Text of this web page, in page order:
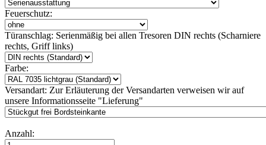
Feuerschutz:
Türanschlag: Serienmäßig bei allen Tresoren DIN rechts (Scharniere
rechts, Griff links)
Farbe:
Versandart: Zur Erläuterung der Versandarten verweisen wir auf
unsere Informationsseite "Lieferung"
Anzahl: